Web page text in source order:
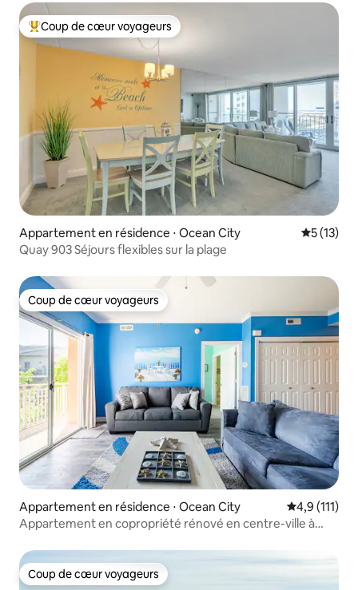
Coups de cœur voyageurs les plus appréciés
Coup de cœur voyageurs
Appartement en résidence ⋅ Ocean City
5 (13)
Quay 903 Séjours flexibles sur la plage
Coup de cœur voyageurs
Coup de cœur voyageurs
Appartement en résidence ⋅ Ocean City Évaluation
4,9 (111)
Appartement en copropriété rénové en centre-ville à
Coup de cœur voyageurs
Coup de cœur voyageurs